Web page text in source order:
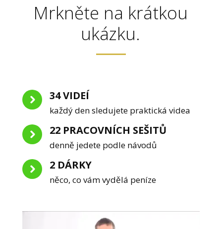
Mrkněte na krátkou
ukázku.
34 VIDEÍ
každý den sledujete praktická videa
22 PRACOVNÍCH SEŠITŮ
denně jedete podle návodů
2 DÁRKY
něco, co vám vydělá peníze